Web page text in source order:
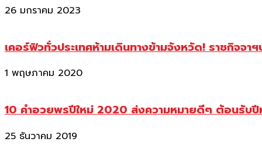
26 มกราคม 2023
เคอร์ฟิวทั่วประเทศห้ามเดินทางข้ามจังหวัด! ราชกิจจา
1 พฤษภาคม 2020
10 คำอวยพรปีใหม่ 2020 ส่งความหมายดีๆ ต้อนรับ
25 ธันวาคม 2019